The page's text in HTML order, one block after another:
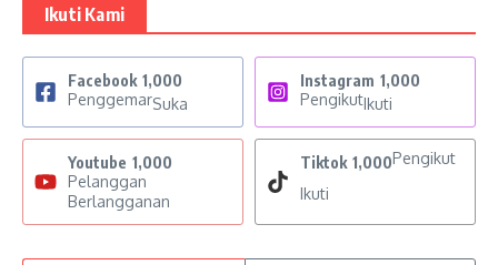
Ikuti Kami
Facebook 1,000
PenggemarSuka
Instagram 1,000
PengikutIkuti
Youtube 1,000
Pelanggan
Berlangganan
Tiktok 1,000Pengikut
Ikuti